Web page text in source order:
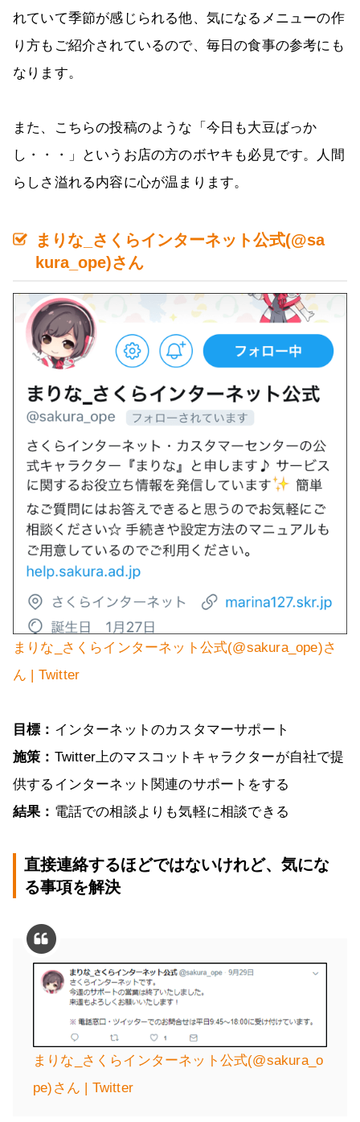
れていて季節が感じられる他、気になるメニューの作
り方もご紹介されているので、毎日の食事の参考にも
なります。
また、こちらの投稿のような「今日も大豆ばっか
し・・・」というお店の方のボヤキも必見です。人間
らしさ溢れる内容に心が温まります。
まりな_さくらインターネット公式(@sa
kura_ope)さん
まりな_さくらインターネット公式(@sakura_ope)さ
ん | Twitter
目標： インターネットのカスタマーサポート
施策： Twitter上のマスコットキャラクターが自社で提
供するインターネット関連のサポートをする
結果： 電話での相談よりも気軽に相談できる
直接連絡するほどではないけれど、気にな
る事項を解決
まりな_さくらインターネット公式(@sakura_o
pe)さん | Twitter